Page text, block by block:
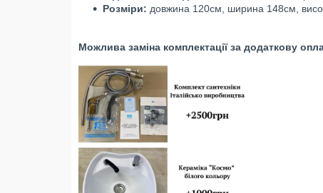
Розміри: довжина 120см, ширина 148см,
Можлива заміна комплектації за додаткову